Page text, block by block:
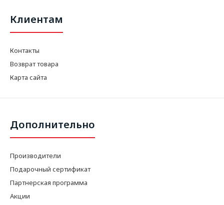
Клиентам
Контакты
Возврат товара
Карта сайта
Дополнительно
Производители
Подарочный сертификат
Партнерская программа
Акции